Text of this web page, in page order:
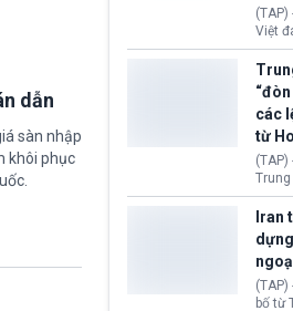
dẫn
sàn nhập
khôi phục
Việt
cơ bị
Kỳ
xong
đến
năm
các
từ
hành
phạt
thể
soát
sang
này
Iran
bố từ